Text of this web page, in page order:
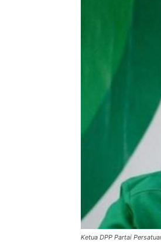
Ketua DPP Partai